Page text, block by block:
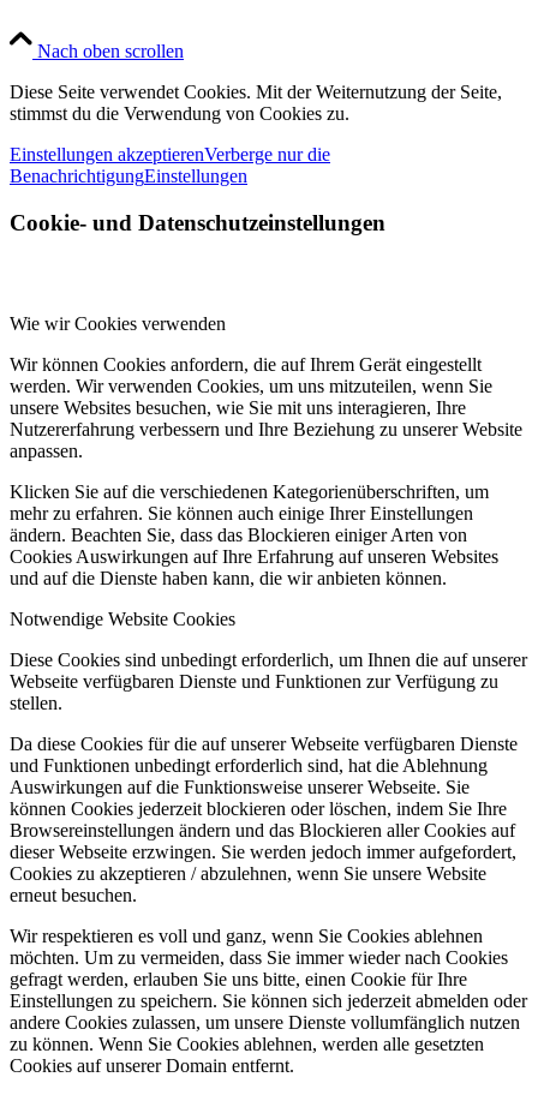
Nach oben scrollen
Diese Seite verwendet Cookies. Mit der Weiternutzung der Seite,
stimmst du die Verwendung von Cookies zu.
Einstellungen akzeptierenVerberge nur die
BenachrichtigungEinstellungen
Cookie- und Datenschutzeinstellungen
Wie wir Cookies verwenden
Wir können Cookies anfordern, die auf Ihrem Gerät eingestellt
werden. Wir verwenden Cookies, um uns mitzuteilen, wenn Sie
unsere Websites besuchen, wie Sie mit uns interagieren, Ihre
Nutzererfahrung verbessern und Ihre Beziehung zu unserer Website
anpassen.
Klicken Sie auf die verschiedenen Kategorienüberschriften, um
mehr zu erfahren. Sie können auch einige Ihrer Einstellungen
ändern. Beachten Sie, dass das Blockieren einiger Arten von
Cookies Auswirkungen auf Ihre Erfahrung auf unseren Websites
und auf die Dienste haben kann, die wir anbieten können.
Notwendige Website Cookies
Diese Cookies sind unbedingt erforderlich, um Ihnen die auf unserer
Webseite verfügbaren Dienste und Funktionen zur Verfügung zu
stellen.
Da diese Cookies für die auf unserer Webseite verfügbaren Dienste
und Funktionen unbedingt erforderlich sind, hat die Ablehnung
Auswirkungen auf die Funktionsweise unserer Webseite. Sie
können Cookies jederzeit blockieren oder löschen, indem Sie Ihre
Browsereinstellungen ändern und das Blockieren aller Cookies auf
dieser Webseite erzwingen. Sie werden jedoch immer aufgefordert,
Cookies zu akzeptieren / abzulehnen, wenn Sie unsere Website
erneut besuchen.
Wir respektieren es voll und ganz, wenn Sie Cookies ablehnen
möchten. Um zu vermeiden, dass Sie immer wieder nach Cookies
gefragt werden, erlauben Sie uns bitte, einen Cookie für Ihre
Einstellungen zu speichern. Sie können sich jederzeit abmelden oder
andere Cookies zulassen, um unsere Dienste vollumfänglich nutzen
zu können. Wenn Sie Cookies ablehnen, werden alle gesetzten
Cookies auf unserer Domain entfernt.